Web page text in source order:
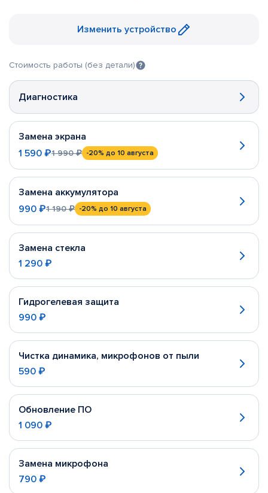
Изменить устройство
Стоимость работы (без детали)
Диагностика
Замена экрана
1 590 ₽1 990 ₽ -20% до 10 августа
Замена аккумулятора
990 ₽1 190 ₽ -20% до 10 августа
Замена стекла
1 290 ₽
Гидрогелевая защита
990 ₽
Чистка динамика, микрофонов от пыли
590 ₽
Обновление ПО
1 090 ₽
Замена микрофона
790 ₽